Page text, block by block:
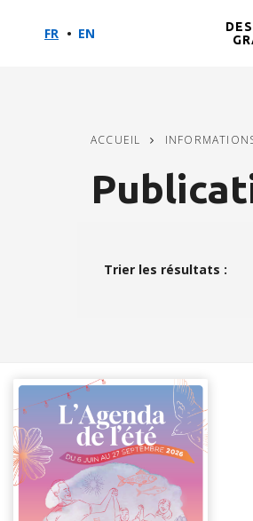
FR EN
ACCUEIL
Trier les résultats :
Date publication